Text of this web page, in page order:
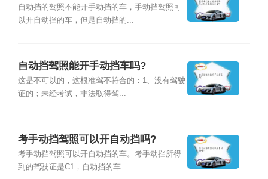
自动挡的驾照不能开手动挡的车，手动挡驾照可
以开自动挡的车，但是自动挡的...
自动挡驾照能开手动挡车吗?
这是不可以的，这根准驾不符合的：1、没有驾驶
证的；未经考试，非法取得驾...
考手动挡驾照可以开自动挡吗?
考手动挡驾照可以开自动挡的车。考手动挡所得
到的驾驶证是C1，自动挡的车...